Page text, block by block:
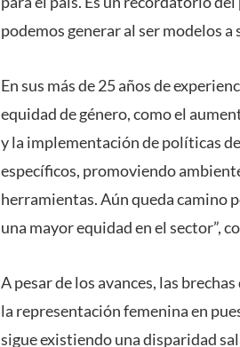
podemos generar al ser modelos
En sus más de 25 años de
equidad de género, como el
y la implementación de políticas
específicos, promoviendo
herramientas. Aún queda camino
una mayor equidad en el sector”,
A pesar de los avances, las
la representación femenina en
sigue existiendo una disparidad